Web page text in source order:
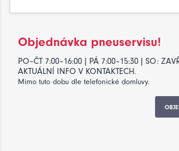
Objednávka pneuservisu!
PO–ČT 7:00–16:00 | PÁ 7:00–15:30 | SO:
AKTUÁLNÍ INFO V KONTAKTECH.
Mimo tuto dobu dle telefonické domluvy.